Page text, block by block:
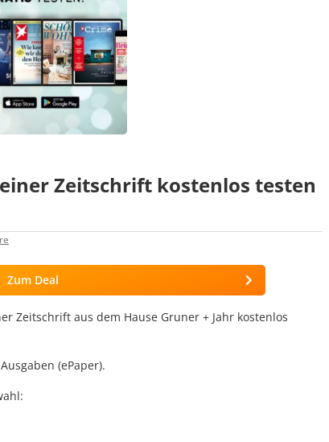
einer Zeitschrift kostenlos testen
Zum Deal
Zeitschrift aus dem Hause Gruner + Jahr kostenlos
(ePaper).